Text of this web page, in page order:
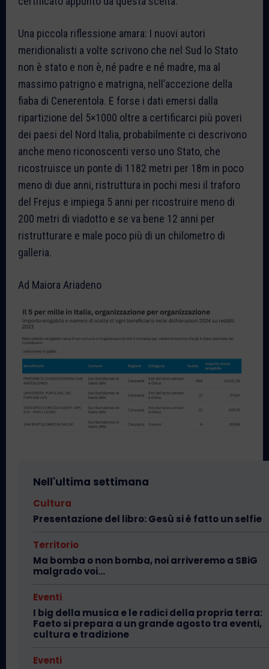
Una piccola riflessione amara: I nuovi autori
meridionalisti a volte scrivono che nel Sud lo Stato
non è stato e non è, né padre e né madre, ma al
massimo patrigno e matrigna, nell’accezione della
fiaba di Cenerentola. E forse i dati emersi dalla
ripartizione del 5×1000 oltre a certificarci più poveri
dei paesi del Nord Italia, probabilmente ci descrivono
anche meno riconoscenti verso uno Stato, che
ricostruisce un ponte di 1182 metri per 18m in poco
meno di due anni, ristruttura in pochi mesi il traforo
del Frejus e impiega 5 anni per ricostruire meno di
200 metri di viadotto e se va bene 12 anni per
ristrutturare e male poco più di un chilometro di
galleria.
Ad Maiora Ariadeno
Nell'ultima settimana
Cultura
Presentazione del libro: Gesù si è fatto un selfie
Territorio
Ma bomba o non bomba, noi arriveremo a SBiG
malgrado voi…
Eventi
I big della musica e le radici della propria terra:
Faeto si prepara a un grande agosto tra eventi,
cultura e tradizione
Eventi